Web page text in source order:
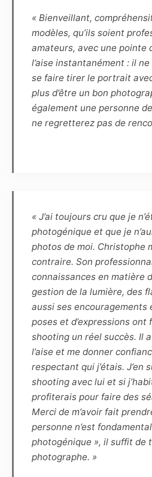
conséquence le Modèle
aucune propriété ou droit
Photographe reconnaît
Modèle demeure le
son image. Le
cèdent réciproquement les
des photographies
pour une durée de 10 ans à
et dès lors sont autorisés
sur tout support
papier, magnétique, textile,
céramique, etc.) et
matériel (tel que
illustration, peinture,
connus ou à venir.
Article 7
Les éventuels
légendes accompagnant la
représentation de la ou de
ne devront pas porter
ou à la vie privée du
Article 8
Le Photographe et le
mutuellement l’usage à des
« Bienveillant,
modèles, qu’ils soient
amateurs, avec une pointe
l’aise instantanément : il
se faire tirer le portrait
plus d’être un bon
également une personne
ne regretterez pas de
« J’ai toujours cru que je
photogénique et que je
photos de moi. Christophe
contraire. Son
connaissances en matière
gestion de la lumière, des
aussi ses encouragements
poses et d’expressions
shooting un réel succès. Il
l’aise et me donner
respectant qui j’étais. J’en
shooting avec lui et si
profiterais pour faire des
Merci de m’avoir fait
personne n’est
photogénique », il suffit de
photographe. »